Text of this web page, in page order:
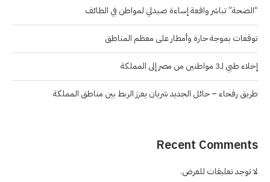
“الصحة” تباشر واقعة إساءة صيدلي لمواطن في الطائف
توقعات بموجة حارة وأمطار على معظم المناطق
إخلاء طبي لـ3 مواطنين من مصر إلى المملكة
طريق رفحاء – حائل الجديد شريان يعزز الربط بين مناطق المملكة
Recent Comments
لا توجد تعليقات للعرض.